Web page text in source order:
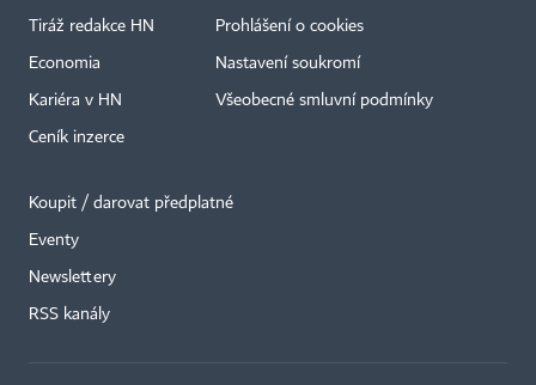
Tiráž redakce HN
Economia
Kariéra v HN
Ceník inzerce
Prohlášení o cookies
Nastavení soukromí
Všeobecné smluvní podmínky
Koupit / darovat předplatné
Eventy
Newslettery
RSS kanály